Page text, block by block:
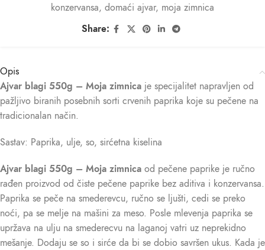
konzervansa, domaći ajvar, moja zimnica
Share:
Opis
Ajvar blagi 550g – Moja zimnica je specijalitet napravljen od
pažljivo biranih posebnih sorti crvenih paprika koje su pečene na
tradicionalan način.
Sastav: Paprika, ulje, so, sirćetna kiselina
Ajvar blagi 550g – Moja zimnica od pečene paprike je ručno
rađen proizvod od čiste pečene paprike bez aditiva i konzervansa.
Paprika se peče na smederevcu, ručno se ljušti, cedi se preko
noći, pa se melje na mašini za meso. Posle mlevenja paprika se
upržava na ulju na smederecvu na laganoj vatri uz neprekidno
mešanje. Dodaju se so i sirće da bi se dobio savršen ukus. Kada je